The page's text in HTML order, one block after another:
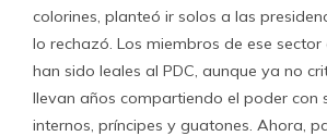
colorines, planteó ir solos a las
lo rechazó. Los miembros de ese sector
han sido leales al PDC, aunque ya no
llevan años compartiendo el poder con
internos, príncipes y guatones. Ahora,